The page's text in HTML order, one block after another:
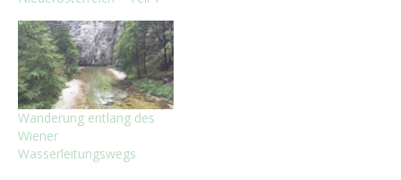
Wanderung entlang des
Wiener
Wasserleitungswegs